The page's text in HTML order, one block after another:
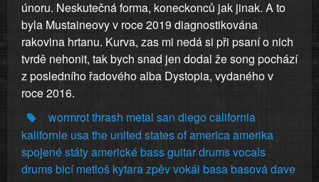
únoru. Neskutečná forma, koneckonců jak jinak. A to
byla Mustaineovy v roce 2019 diagnostikována
rakovina hrtanu. Kurva, zas mi nedá si při psaní o nich
tvrdě nehonit, tak bych snad jen dodal že song pochází
z posledního řadového alba Dystopia, vydaného v
roce 2016.
wormrotthrash metal san diegocalifornia
kalifornie usathe united statesofamericaamerika
spojenéstátyamerickébassguitardrumsvocals
drumsbicí metloš kytarazpěvvokál basabasovádave